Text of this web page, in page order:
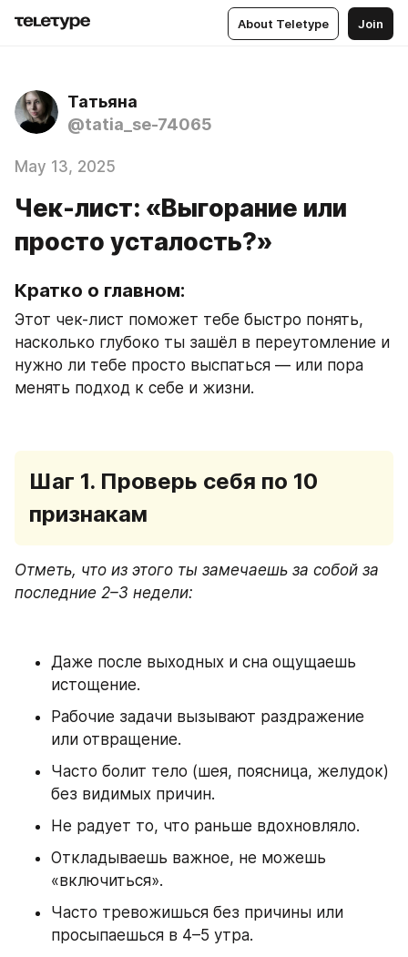
About Teletype Join
Татьяна
@tatia_se-74065
May 13, 2025
Чек-лист: «Выгорание или
просто усталость?»
Кратко о главном:
Этот чек-лист поможет тебе быстро понять,
насколько глубоко ты зашёл в переутомление и
нужно ли тебе просто выспаться — или пора
менять подход к себе и жизни.
Шаг 1. Проверь себя по 10
признакам
Отметь, что из этого ты замечаешь за собой за
последние 2–3 недели:
Даже после выходных и сна ощущаешь
истощение.
Рабочие задачи вызывают раздражение
или отвращение.
Часто болит тело (шея, поясница, желудок)
без видимых причин.
Не радует то, что раньше вдохновляло.
Откладываешь важное, не можешь
«включиться».
Часто тревожишься без причины или
просыпаешься в 4–5 утра.